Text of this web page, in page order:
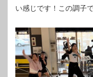
い感じです！この調子